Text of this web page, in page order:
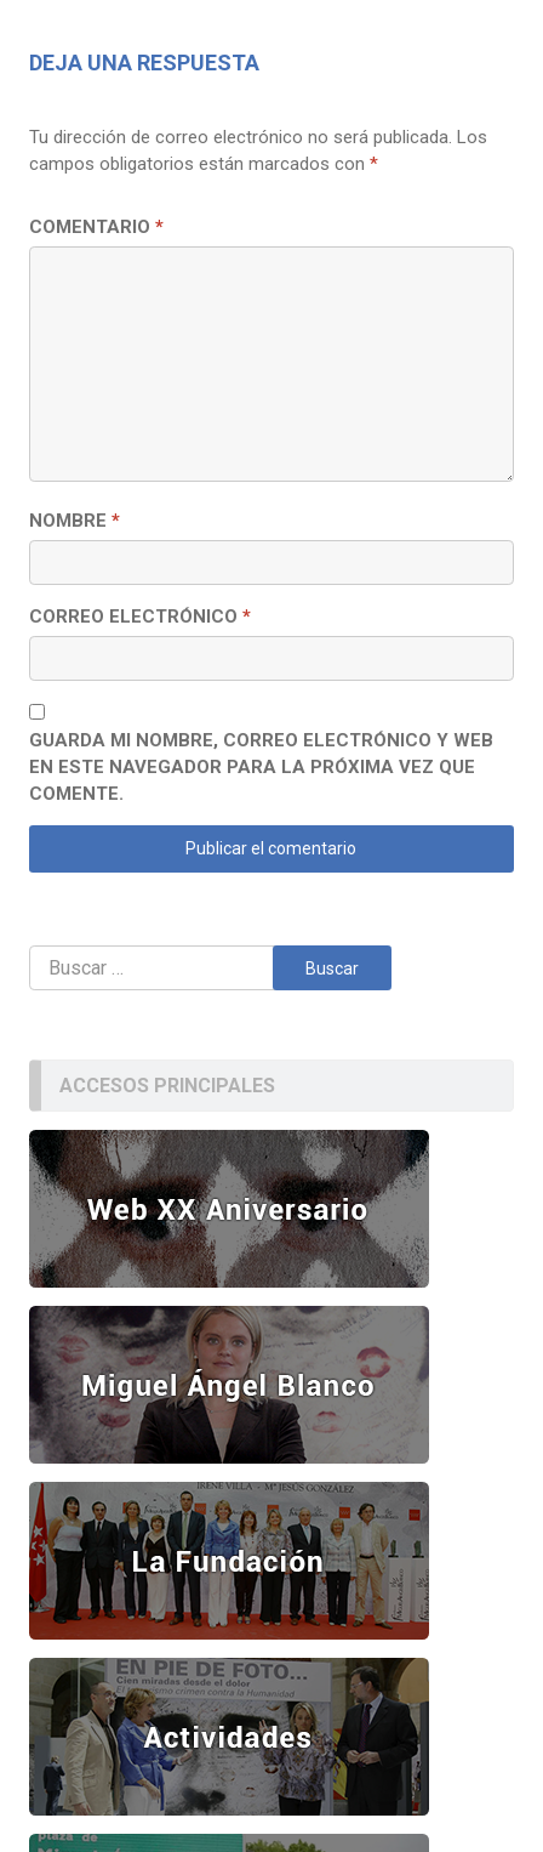
DEJA UNA RESPUESTA
Tu dirección de correo electrónico no será publicada. Los
campos obligatorios están marcados con *
COMENTARIO *
NOMBRE *
CORREO ELECTRÓNICO *
GUARDA MI NOMBRE, CORREO ELECTRÓNICO Y WEB
EN ESTE NAVEGADOR PARA LA PRÓXIMA VEZ QUE
COMENTE.
Buscar:
ACCESOS PRINCIPALES